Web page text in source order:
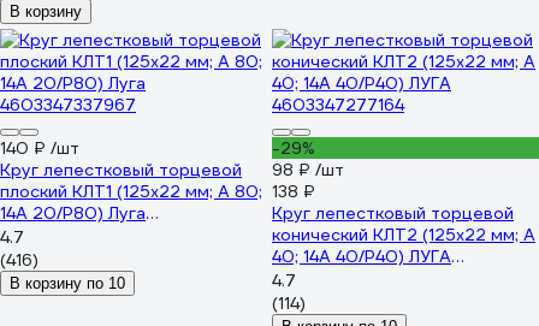
В корзину
140 ₽ /шт
Круг лепестковый торцевой
плоский КЛТ1 (125х22 мм; А 80;
14А 20/P80) Луга
4603347337967
4.7
(416)
В корзину по 10
-29%
98 ₽ /шт
138 ₽
Круг лепестковый торцевой
конический КЛТ2 (125х22 мм; А
40; 14А 40/Р40) ЛУГА
4603347277164
4.7
(114)